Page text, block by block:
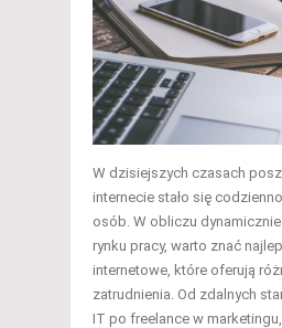
W dzisiejszych czasach
internecie stało się
osób. W obliczu
rynku pracy, warto znać
internetowe, które oferują
zatrudnienia. Od zdalnych
IT po freelance w